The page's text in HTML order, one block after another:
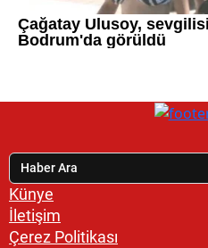
Künye
İletişim
Çerez Politikası